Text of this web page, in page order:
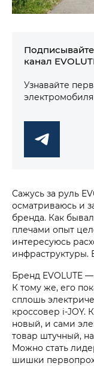
канал
Узнавайте
Сажусь за руль
осматриваюсь и
бренда. Как
плечами опыт
интересуюсь
инфраструктуры.
Бренд EVOLUTE
К тому же, его
сплошь
кроссовер i‑JOY.
новый, и сами
товар штучный,
Можно стать
шишки